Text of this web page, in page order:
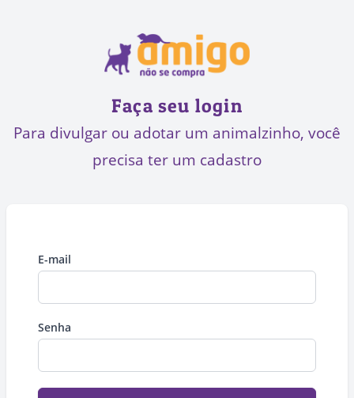
Faça seu login
Para divulgar ou adotar um animalzinho, você
precisa ter um cadastro
E-mail
Senha